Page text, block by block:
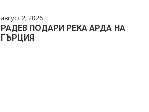
август 2, 2026
РАДЕВ ПОДАРИ РЕКА АРДА НА
ГЪРЦИЯ